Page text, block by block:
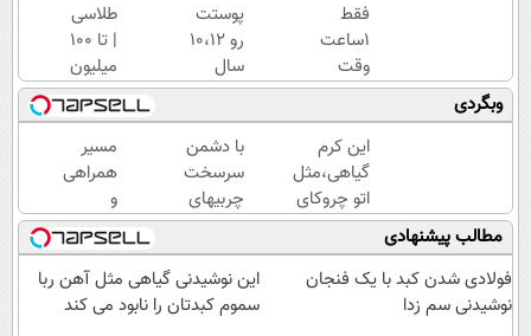
فقط
1ساعت
وقت
داری
کرم
جوانساز
جلبک
رو
با40%تخفیف
بخری!
پوستت
رو 10،12
سال
جوان
کن
(تخفیف
تا
امشب)
طلاسی
| تا 100
میلیون
وام
آنی
خرید
طلا💰
ثبت
نام
کن!
وبگردی
این کرم
گیاهی،مثل
اتو چروکای
پوستتوصاف
میکنه!50%تخفیف
با دشمن
سرسخت
چربیهای
بدن،
ماهی 5
کیلو لاغر
شو
مسیر
همراهی
و
گزارش
عملکرد
گروه
اسنپ
مطالب پیشنهادی
فولادی شدن کبد با یک فنجان
نوشیدنی سم زدا
این نوشیدنی گیاهی مثل آهن ربا
سموم کبدتان را نابود می کند